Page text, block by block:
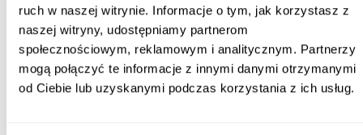
ruch w naszej witrynie. Informacje o tym, jak korzystasz z
naszej witryny, udostępniamy partnerom
społecznościowym, reklamowym i analitycznym. Partnerzy
mogą połączyć te informacje z innymi danymi otrzymanymi
od Ciebie lub uzyskanymi podczas korzystania z ich usług.
nie dotyczy
Materiał wykonania:
beton
Zobacz więcej >